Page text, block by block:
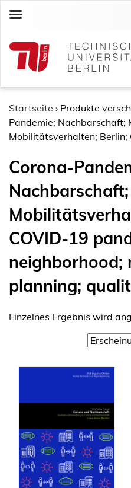
c
Startseite › Produkte
Pandemie; Nachbarschaft;
Mobilitätsverhalten; Berlin;
Corona-
COVID-19
neighborhood;
planning;
Einzelnes Ergebnis wird